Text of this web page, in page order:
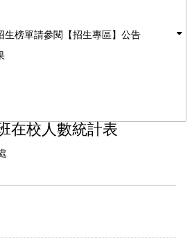
生榜單請參閱【招生專區】公告
在校人數統計表